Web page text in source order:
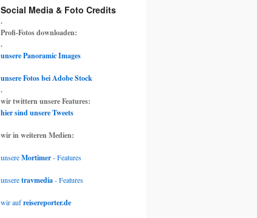
Social Media & Foto Credits
.
Profi-Fotos downloaden:
.
unsere Panoramic Images
unsere Fotos bei Adobe Stock
.
wir twittern unsere Features:
hier sind unsere Tweets
wir in weiteren Medien:
unsereMortimer- Features
unseretravmedia- Features
wir aufreisereporter.de